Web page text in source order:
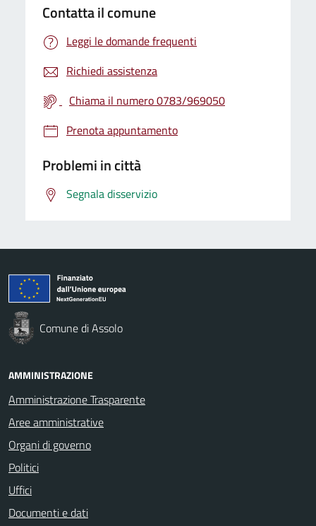
Contatta il comune
Leggi le domande frequenti
Richiedi assistenza
Chiama il numero 0783/969050
Prenota appuntamento
Problemi in città
Segnala disservizio
Comune di Assolo
AMMINISTRAZIONE
Amministrazione Trasparente
Aree amministrative
Organi di governo
Politici
Uffici
Documenti e dati